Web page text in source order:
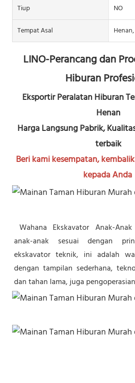
Tiup
NO
Tempat Asal
LINO-Perancang dan
Hiburan
Eksportir Peralatan Hiburan
Henan
Harga Langsung Pabrik,
terbaik
Beri kami kesempatan,
kepada Anda
Wahana Ekskavator Anak-
anak-anak sesuai dengan
ekskavator teknik, ini adalah
dengan tampilan sederhana,
dan tahan lama, juga